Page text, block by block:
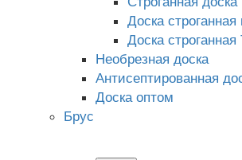
Доска
Доска
Необрезная доска
Антисептированная
Доска оптом
Брус